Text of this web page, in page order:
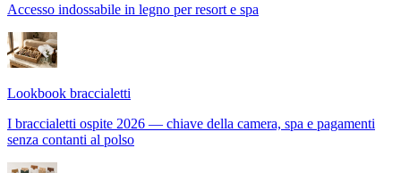
Accesso indossabile in legno per resort e spa
Lookbook braccialetti
I braccialetti ospite 2026 — chiave della camera, spa e pagamenti
senza contanti al polso